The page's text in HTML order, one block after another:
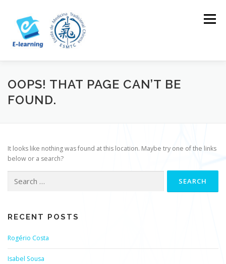
content
Menu
OOPS! THAT PAGE CAN’T BE
FOUND.
It looks like nothing was found at this location. Maybe try one of the links
below or a search?
for:
RECENT POSTS
Rogério Costa
Isabel Sousa